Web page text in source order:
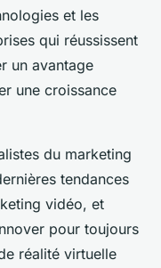
et les
qui réussissent
un avantage
une croissance
du marketing
tendances
vidéo, et
pour toujours
réalité virtuelle